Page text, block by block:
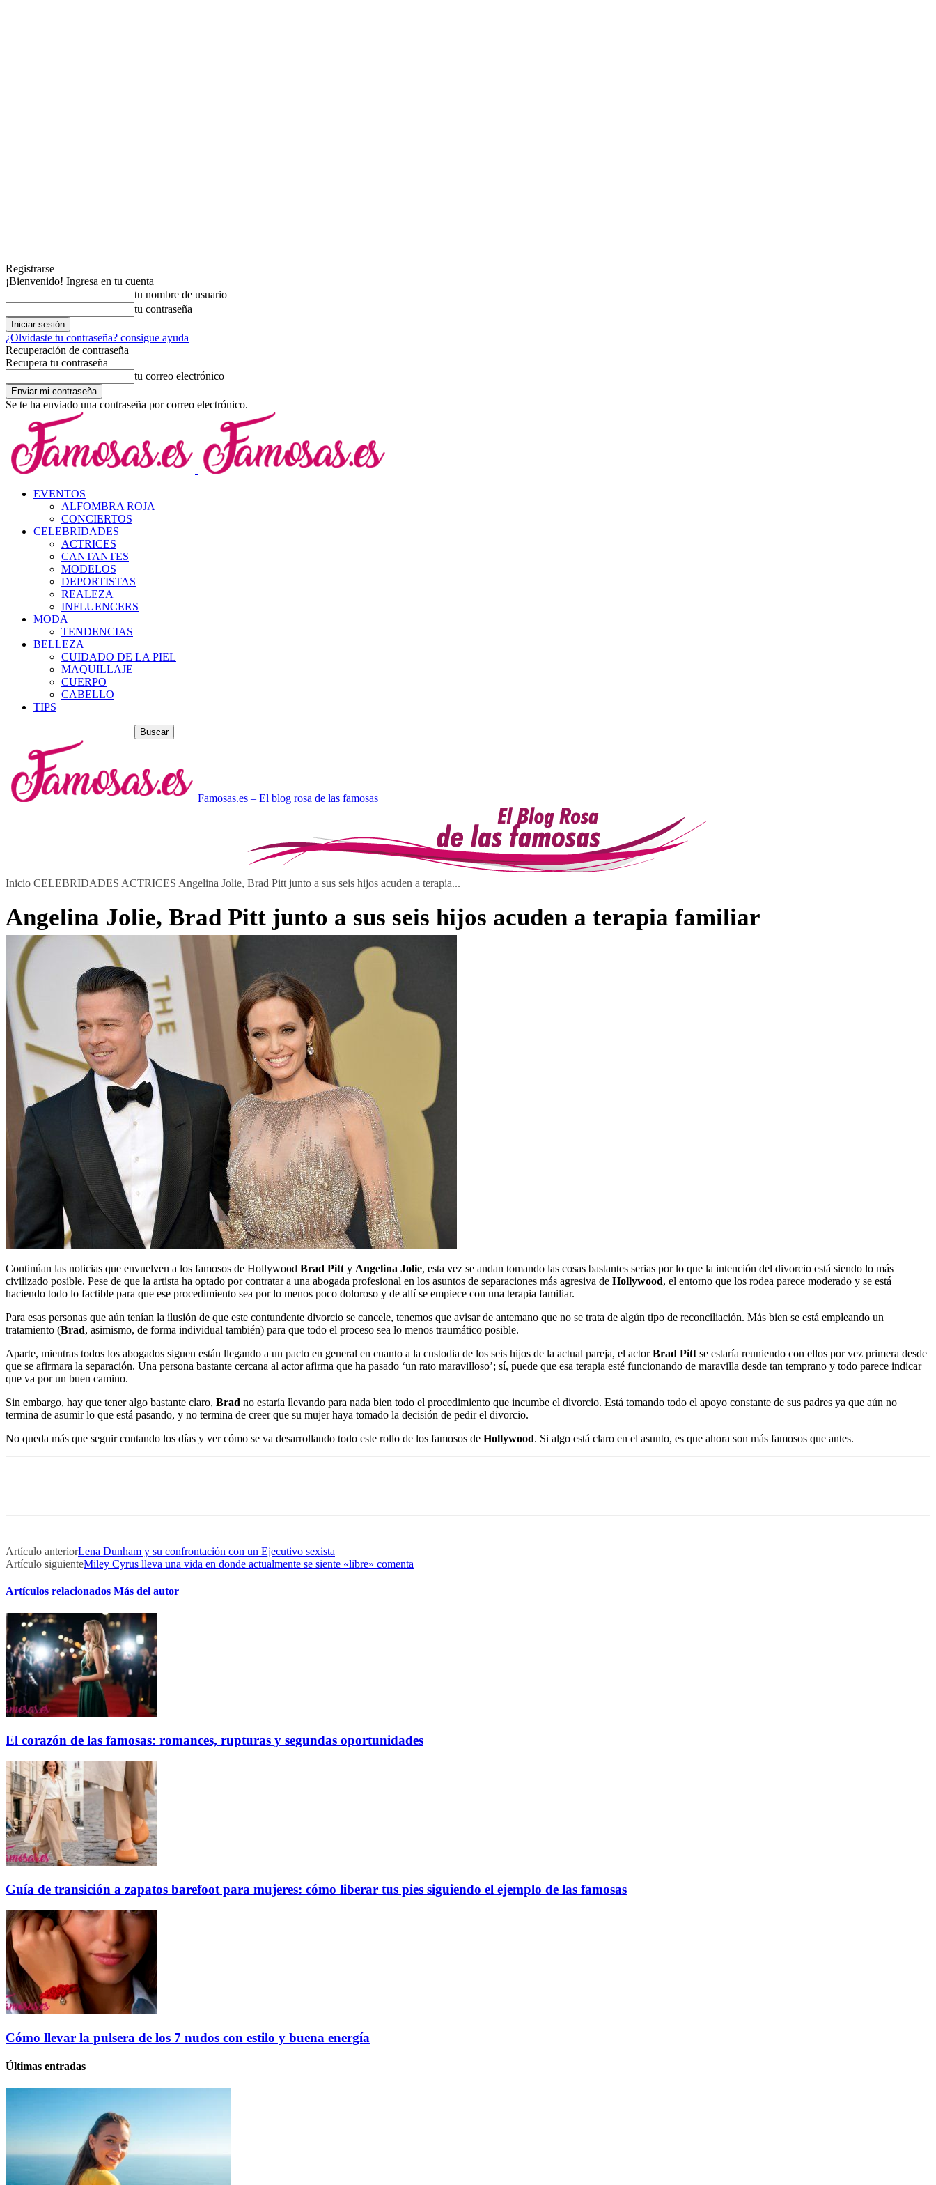
Registrarse
¡Bienvenido! Ingresa en tu cuenta
tu nombre de usuario
tu contraseña
¿Olvidaste tu contraseña? consigue ayuda
Recuperación de contraseña
Recupera tu contraseña
tu correo electrónico
Se te ha enviado una contraseña por correo electrónico.
EVENTOS
ALFOMBRA ROJA
CONCIERTOS
CELEBRIDADES
ACTRICES
CANTANTES
MODELOS
DEPORTISTAS
REALEZA
INFLUENCERS
MODA
TENDENCIAS
BELLEZA
CUIDADO DE LA PIEL
MAQUILLAJE
CUERPO
CABELLO
TIPS
Famosas.es – El blog rosa de las famosas
Inicio CELEBRIDADES ACTRICES Angelina Jolie, Brad Pitt junto a sus seis hijos acuden a terapia...
Angelina Jolie, Brad Pitt junto a sus seis hijos acuden a terapia familiar
Continúan las noticias que envuelven a los famosos de Hollywood Brad Pitt y Angelina Jolie, esta vez se andan tomando las cosas bastantes serias por lo que la intención del divorcio está siendo lo más
civilizado posible. Pese de que la artista ha optado por contratar a una abogada profesional en los asuntos de separaciones más agresiva de Hollywood, el entorno que los rodea parece moderado y se está
haciendo todo lo factible para que ese procedimiento sea por lo menos poco doloroso y de allí se empiece con una terapia familiar.
Para esas personas que aún tenían la ilusión de que este contundente divorcio se cancele, tenemos que avisar de antemano que no se trata de algún tipo de reconciliación. Más bien se está empleando un
tratamiento (Brad, asimismo, de forma individual también) para que todo el proceso sea lo menos traumático posible.
Aparte, mientras todos los abogados siguen están llegando a un pacto en general en cuanto a la custodia de los seis hijos de la actual pareja, el actorBrad Pitt se estaría reuniendo con ellos por vez primera desde
que se afirmara la separación. Una persona bastante cercana al actor afirma que ha pasado ‘un rato maravilloso’; sí, puede que esa terapia esté funcionando de maravilla desde tan temprano y todo parece indicar
que va por un buen camino.
Sin embargo, hay que tener algo bastante claro, Brad no estaría llevando para nada bien todo el procedimiento que incumbe el divorcio. Está tomando todo el apoyo constante de sus padres ya que aún no
termina de asumir lo que está pasando, y no termina de creer que su mujer haya tomado la decisión de pedir el divorcio.
No queda más que seguir contando los días y ver cómo se va desarrollando todo este rollo de los famosos de Hollywood. Si algo está claro en el asunto, es que ahora son más famosos que antes.
Artículo anteriorLena Dunham y su confrontación con un Ejecutivo sexista
Artículo siguienteMiley Cyrus lleva una vida en donde actualmente se siente «libre» comenta
Artículos relacionados Más del autor
El corazón de las famosas: romances, rupturas y segundas oportunidades
Guía de transición a zapatos barefoot para mujeres: cómo liberar tus pies siguiendo el ejemplo de las famosas
Cómo llevar la pulsera de los 7 nudos con estilo y buena energía
Últimas entradas